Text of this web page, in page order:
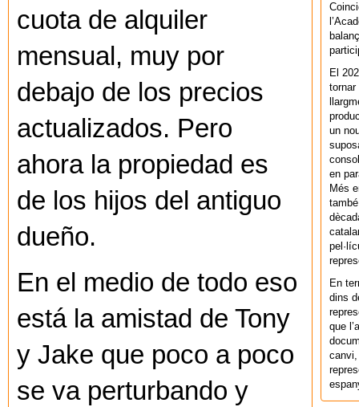
cuota de alquiler
mensual, muy por
debajo de los precios
actualizados. Pero
ahora la propiedad es
de los hijos del antiguo
dueño.
En el medio de todo eso
está la amistad de Tony
y Jake que poco a poco
se va perturbando y
El
un
en
Més
En
dins
que
canvi,